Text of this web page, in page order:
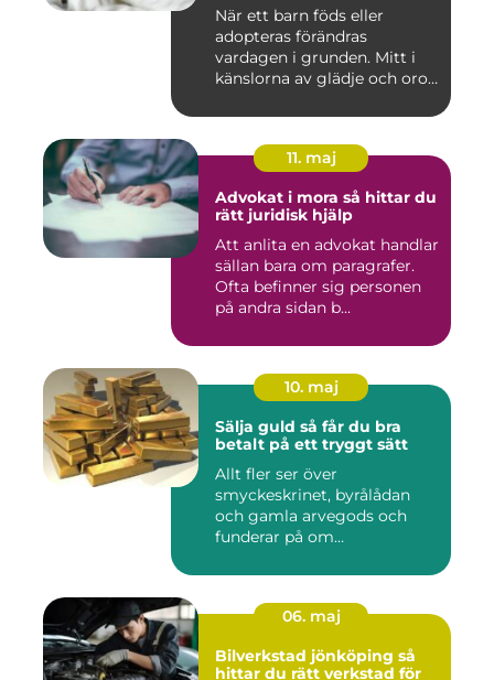
När ett barn föds eller
adopteras förändras
vardagen i grunden. Mitt i
känslorna av glädje och oro
11. maj
Advokat i mora så hittar du
rätt juridisk hjälp
Att anlita en advokat handlar
sällan bara om paragrafer.
Ofta befinner sig personen
på andra sidan b...
10. maj
Sälja guld så får du bra
betalt på ett tryggt sätt
Allt fler ser över
smyckeskrinet, byrålådan
och gamla arvegods och
funderar på om
06. maj
Bilverkstad jönköping så
hittar du rätt verkstad för